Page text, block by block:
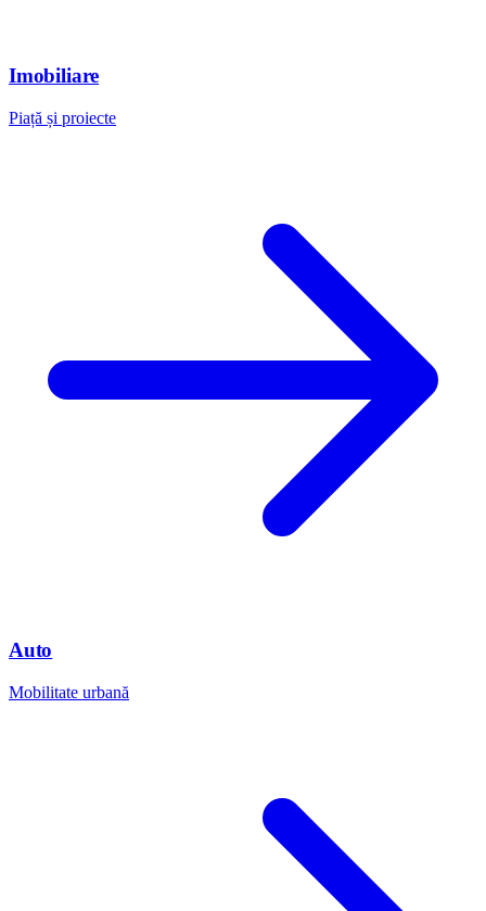
Imobiliare
Piață și proiecte
Auto
Mobilitate urbană